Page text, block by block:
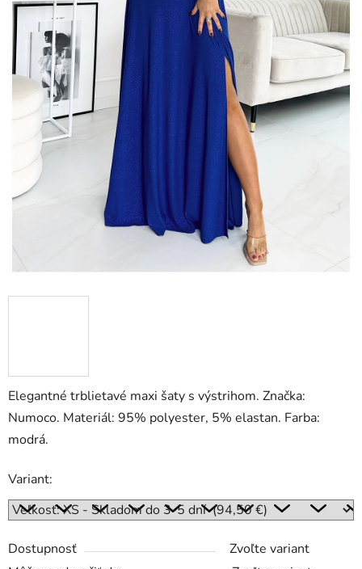
Elegantné trblietavé maxi šaty s výstrihom. Značka:
Numoco. Materiál: 95% polyester, 5% elastan. Farba:
modrá.
Variant:
Dostupnosť
Zvoľte variant